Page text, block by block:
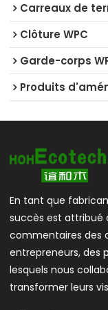
Carreaux de
Clôture WPC
Garde-corps
Produits
En tant que
succès est attribué
commentaires des
entrepreneurs, des
lesquels nous
transformer leurs